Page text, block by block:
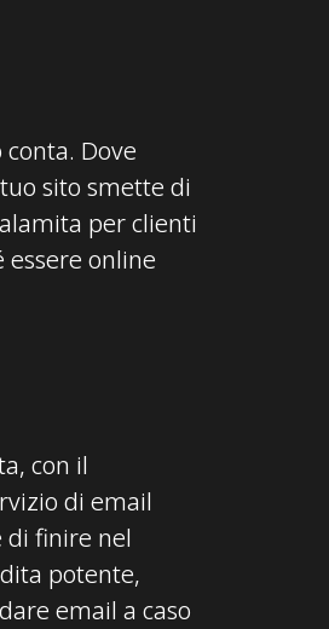
Dove
sito smette di
per clienti
essere online
con il
di email
finire nel
potente,
email a caso